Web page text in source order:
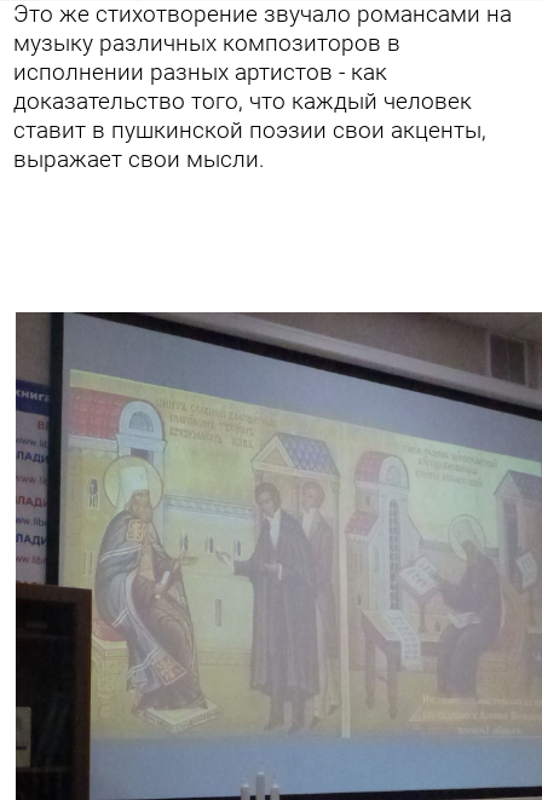
Это же стихотворение звучало романсами на
музыку различных композиторов в
исполнении разных артистов - как
доказательство того, что каждый человек
ставит в пушкинской поэзии свои акценты,
выражает свои мысли.